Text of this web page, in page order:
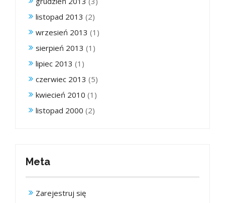
listopad 2013 (2)
wrzesień 2013 (1)
sierpień 2013 (1)
lipiec 2013 (1)
czerwiec 2013 (5)
kwiecień 2010 (1)
listopad 2000 (2)
Meta
Zarejestruj się